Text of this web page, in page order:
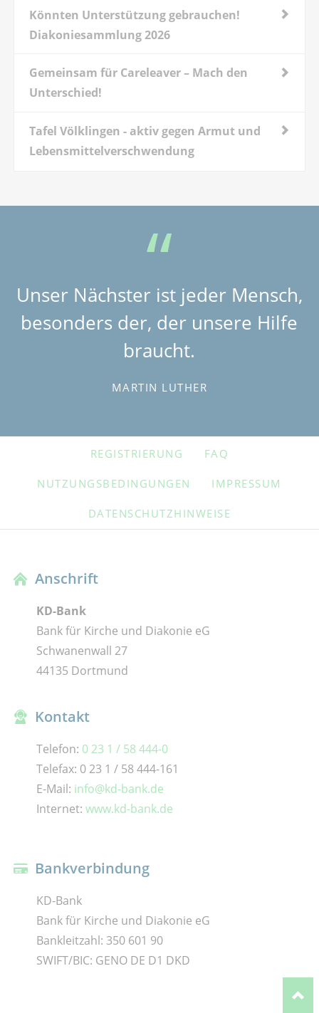
Könnten Unterstützung gebrauchen!
Diakoniesammlung 2026
Gemeinsam für Careleaver – Mach den
Unterschied!
Tafel Völklingen - aktiv gegen Armut und
Lebensmittelverschwendung
Unser Nächster ist jeder Mensch,
besonders der, der unsere Hilfe
braucht.
MARTIN LUTHER
NAVIGATION
REGISTRIERUNG FAQ
NUTZUNGSBEDINGUNGEN IMPRESSUM
DATENSCHUTZHINWEISE
Anschrift
KD-Bank
Bank für Kirche und Diakonie eG
Schwanenwall 27
44135 Dortmund
Kontakt
Telefon: 0 23 1 / 58 444-0
Telefax: 0 23 1 / 58 444-161
E-Mail: info@kd-bank.de
Internet: www.kd-bank.de
Bankverbindung
KD-Bank
Bank für Kirche und Diakonie eG
Bankleitzahl: 350 601 90
SWIFT/BIC: GENO DE D1 DKD